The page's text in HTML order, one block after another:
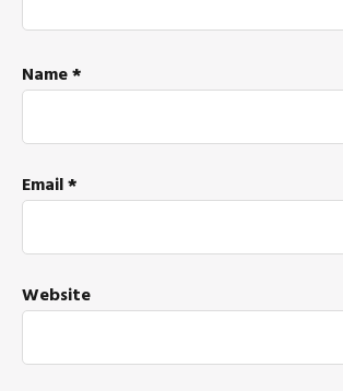
Name*
Email*
Website